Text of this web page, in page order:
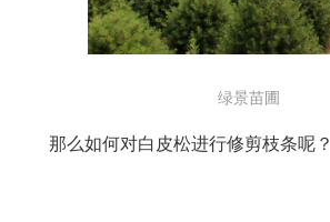
绿景苗圃
那么如何对白皮松进行修剪枝条呢？